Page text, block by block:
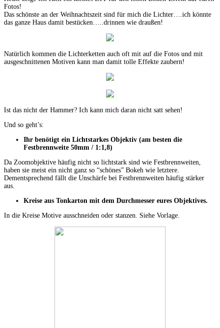
Fotos!
Das schönste an der Weihnachtszeit sind für mich die Lichter….ich könnte
das ganze Haus damit bestücken…..drinnen wie draußen!
Natürlich kommen die Lichterketten auch oft mit auf die Fotos und mit
ausgeschnittenen Motiven kann man damit tolle Effekte zaubern!
Ist das nicht der Hammer? Ich kann mich daran nicht satt sehen!
Und so geht’s:
Ihr benötigt ein Lichtstarkes Objektiv (am besten die
Festbrennweite 50mm / 1:1,8)
Da Zoomobjektive häufig nicht so lichtstark sind wie Festbrennweiten,
haben sie meist ein nicht ganz so “schönes” Bokeh wie letztere.
Dementsprechend fällt die Unschärfe bei Festbrennweiten häufig stärker
aus.
Kreise aus Tonkarton mit dem Durchmesser eures Objektives.
In die Kreise Motive ausschneiden oder stanzen. Siehe Vorlage.